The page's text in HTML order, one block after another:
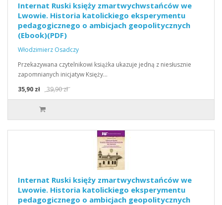
Internat Ruski księży zmartwychwstańców we
Lwowie. Historia katolickiego eksperymentu
pedagogicznego o ambicjach geopolitycznych
(Ebook)(PDF)
Włodzimierz Osadczy
Przekazywana czytelnikowi książka ukazuje jedną z niesłusznie
zapomnianych inicjatyw Księży…
35,90 zł
39,90 zł
Internat Ruski księży zmartwychwstańców we
Lwowie. Historia katolickiego eksperymentu
pedagogicznego o ambicjach geopolitycznych